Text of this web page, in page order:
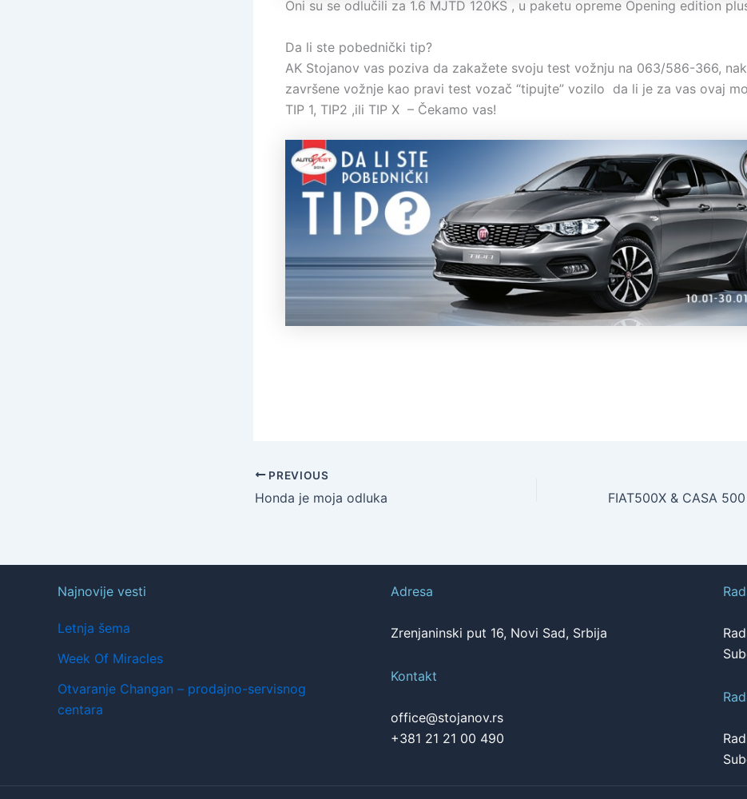
Oni su se odlučili za 1.6 MJTD 120KS , u paketu opreme Opening edition
Da li ste pobednički tip?
AK Stojanov vas poziva da zakažete svoju test vožnju na 063/586-366,
završene vožnje kao pravi test vozač “tipujte” vozilo da li je za vas ovaj
TIP 1, TIP2 ,ili TIP X – Čekamo vas!
PREVIOUS
Honda je moja odluka
Najnovije vesti
Letnja šema
Week Of Miracles
Otvaranje Changan – prodajno-servisnog
centara
Adresa
Zrenjaninski put 16, Novi Sad, Srbija
Kontakt
office@stojanov.rs
+381 21 21 00 490